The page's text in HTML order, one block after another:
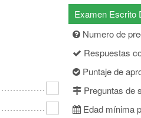
Kansas
Maine
Michigan
Missouri
New Mexico
Examen
Examen Escrito
Numero de
Respuestas
Puntaje de
Preguntas de
Edad mínima